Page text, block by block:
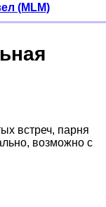
(MLM)
встреч, парня
возможно с